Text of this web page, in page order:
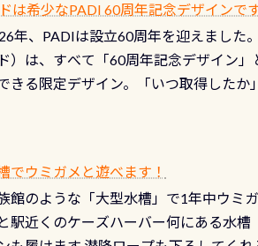
をする度に1行目の「水漏れ検査代」
までの間に、ドライスーツの点検・オ
ライスーツクリーニングだけでも出そ
6月から10月の間で開催しておりま
流（水質汚染の少ない、または無い
名水100選」にまた2001年には「日
ろでは12mほどあり十分ダイビング
ンカレントが発生している箇所なども
される)のは快感です！ 特別天然記
物の「オオサンショウウオ」です 大
は希少なPADI 60周年記念デザインで
年、PADIは設立60周年を迎えました
）は、すべて「60周年記念デザイン
きる限定デザイン。「いつ取得した
業日までの発行分 【注意事項】※
リジナルカード対象のディスティン
※ 2026年12月の認定でも、2027年1
でウミガメと遊べます！
館のような「大型水槽」で1年中ウミ
駅近くのケーズハーバー何にある水